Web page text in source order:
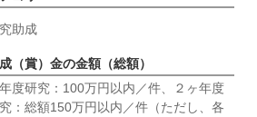
助成
（賞）金の金額（総額）
度研究：100万円以内／件、２ヶ年度
：総額150万円以内／件（ただし、各